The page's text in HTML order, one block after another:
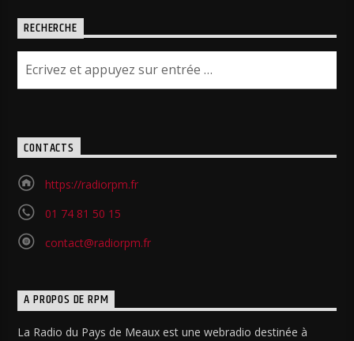
RECHERCHE
CONTACTS
https://radiorpm.fr
01 74 81 50 15
contact@radiorpm.fr
A PROPOS DE RPM
La Radio du Pays de Meaux est une webradio destinée à